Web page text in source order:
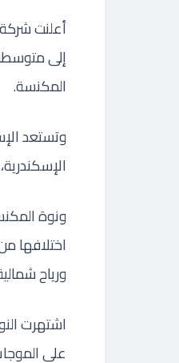
أعلنت
إلى
المكنسة.
وتستعد
الإسكندرية،
ورياح
اشتهرت
على